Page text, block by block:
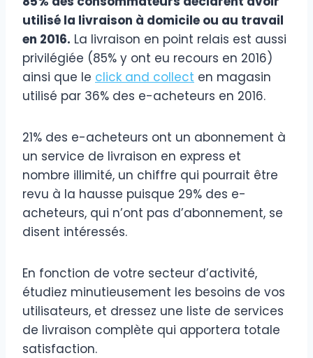
utilisé la livraison à domicile ou au travail
en 2016. La livraison en point relais est aussi
privilégiée (85% y ont eu recours en 2016)
ainsi que le click and collect en magasin
utilisé par 36% des e-acheteurs en 2016.
21% des e-acheteurs ont un abonnement à
un service de livraison en express et
nombre illimité, un chiffre qui pourrait être
revu à la hausse puisque 29% des e-
acheteurs, qui n’ont pas d’abonnement, se
disent intéressés.
En fonction de votre secteur d’activité,
étudiez minutieusement les besoins de vos
utilisateurs, et dressez une liste de services
de livraison complète qui apportera totale
satisfaction.